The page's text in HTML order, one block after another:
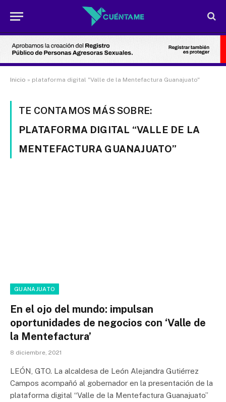
Inicio » plataforma digital "Valle de la Mentefactura Guanajuato"
TE CONTAMOS MÁS SOBRE:
PLATAFORMA DIGITAL “VALLE DE LA
MENTEFACTURA GUANAJUATO”
GUANAJUATO
En el ojo del mundo: impulsan
oportunidades de negocios con ‘Valle de
la Mentefactura’
8 diciembre, 2021
LEÓN, GTO. La alcaldesa de León Alejandra Gutiérrez
Campos acompañó al gobernador en la presentación de la
plataforma digital “Valle de la Mentefactura Guanajuato”